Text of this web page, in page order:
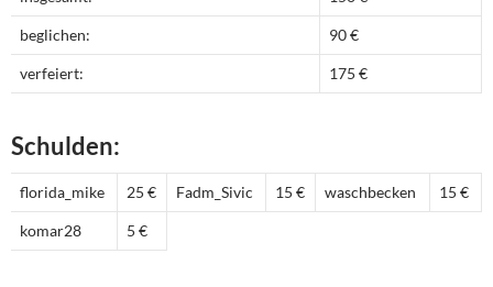
beglichen: 90 €
verfeiert: 175 €
Schulden:
florida_mike 25 € Fadm_Sivic 15 € waschbecken 15 €
komar28 5 €